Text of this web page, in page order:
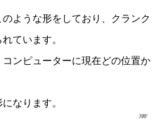
ような形をしており、クランク
ています。
ンピューターに現在どの位置か
なります。